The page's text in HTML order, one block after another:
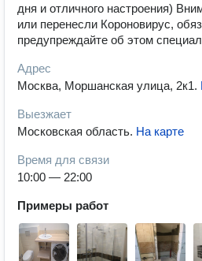
дня и отличного настроения)
или перенесли Короновирус,
предупреждайте об этом
Адрес
Москва, Моршанская улица, 2к1.
Выезжает
Московская область. На карте
Время для связи
10:00 — 22:00
Примеры работ